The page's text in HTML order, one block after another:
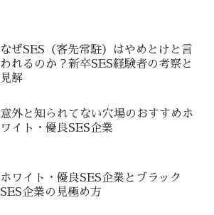
なぜSES（客先常駐）はやめとけと言
われるのか？新卒SES経験者の考察と
見解
意外と知られてない穴場のおすすめホ
ワイト・優良SES企業
ホワイト・優良SES企業とブラック
SES企業の見極め方